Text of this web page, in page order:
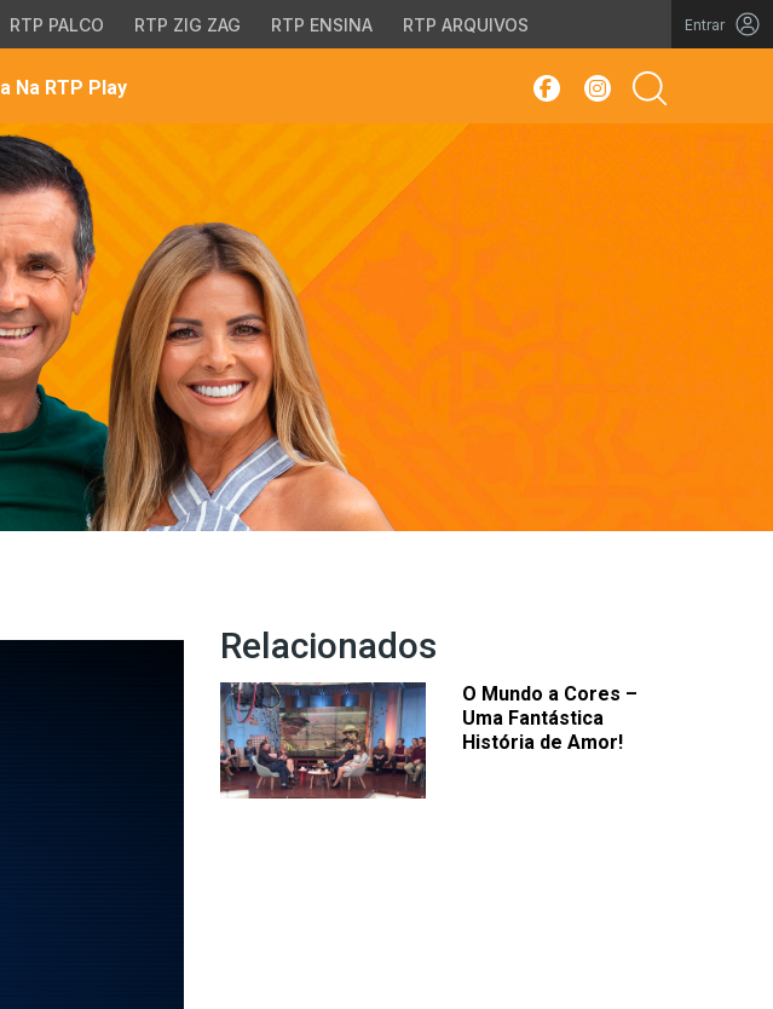
RTP PALCO RTP ZIG ZAG RTP ENSINA RTP ARQUIVOS Entrar
Na RTP Play
site
Relacionados
O Mundo a Cores –
Uma Fantástica
História de Amor!